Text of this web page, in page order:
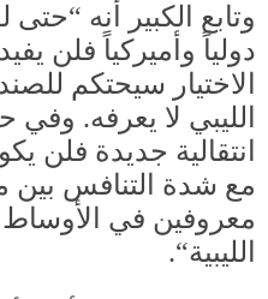
وتابع الكبير أنه “حتى
دولياً وأميركياً فلن
الاختيار سيحتكم
الليبي لا يعرفه. وفي
انتقالية جديدة فلن
مع شدة التنافس
معروفين في الأوساط
الليبية“.